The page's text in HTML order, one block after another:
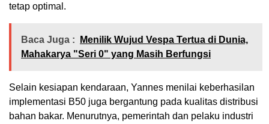
tetap optimal.
Baca Juga :
Menilik Wujud Vespa Tertua di Dunia,
Mahakarya "Seri 0" yang Masih Berfungsi
Selain kesiapan kendaraan, Yannes menilai keberhasilan
implementasi B50 juga bergantung pada kualitas distribusi
bahan bakar. Menurutnya, pemerintah dan pelaku industri